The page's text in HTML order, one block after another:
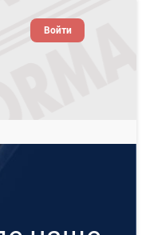
Войти